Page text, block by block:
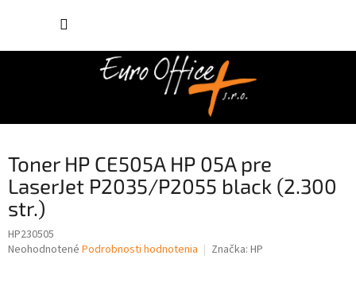
Toner HP CE505A HP 05A pre
LaserJet P2035/P2055 black (2.300
str.)
HP230505
Priemerné
Neohodnotené Podrobnosti hodnotenia Značka: HP